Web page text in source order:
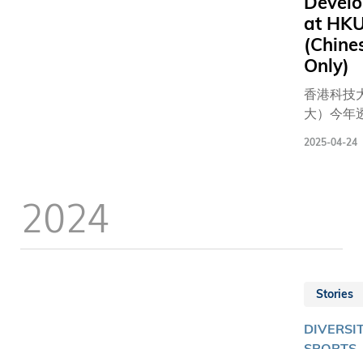
女將去年
成都舉行
乒聯混合
界盃中勇
牌。這次
運，她將
混雙及團
（Gilliam
「明日之
她在
乒聯世界
at
Only)
香港科技
大）今年
科大今日
一眾傑
學院代表
2025-04-24
2024
Stories